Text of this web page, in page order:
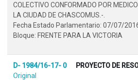
COLECTIVO CONFORMADO POR
LA CIUDAD DE CHASCOMUS.-.
Fecha Estado Parlamentario: 07/07/
Bloque: FRENTE PARA LA VICTORIA
D- 1984/16-17- 0 PROYECTO DE
Original